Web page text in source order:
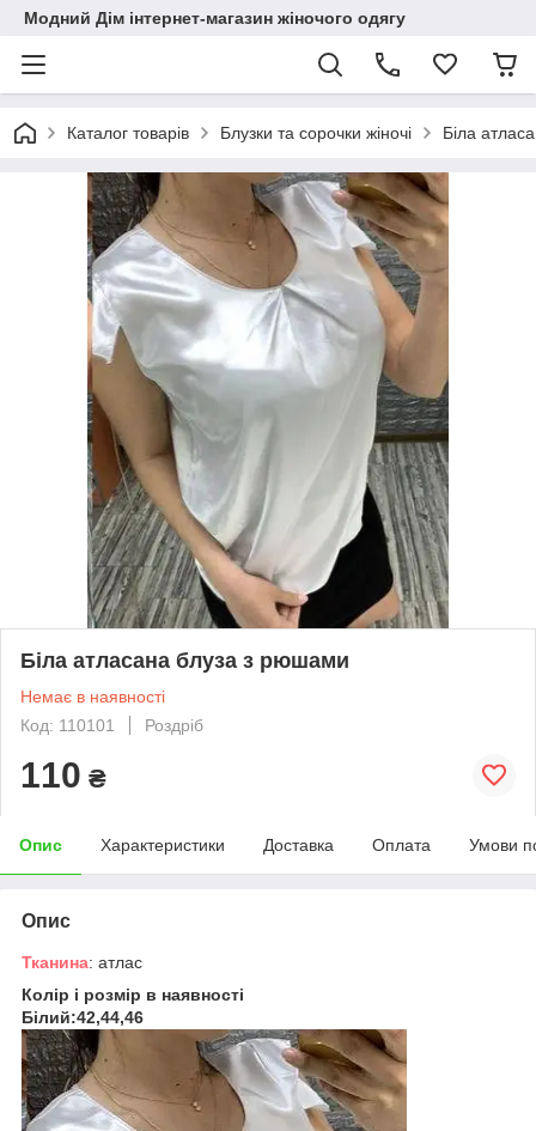
Модний Дім інтернет-магазин жіночого одягу
Каталог товарів Блузки та сорочки жіночі Біла
Біла атласана блуза з рюшами
Немає в наявності
Код: 110101
Роздріб
110 ₴
Опис Характеристики Доставка Оплата Умови
Опис
Тканина: атлас
Колір і розмір в наявності
Білий:42,44,46